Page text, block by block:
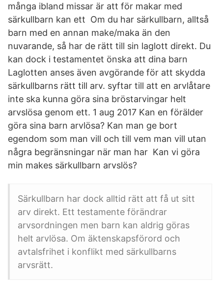
många ibland missar är att för makar med
särkullbarn kan ett Om du har särkullbarn, alltså
barn med en annan make/maka än den
nuvarande, så har de rätt till sin laglott direkt. Du
kan dock i testamentet önska att dina barn
Laglotten anses även avgörande för att skydda
särkullbarns rätt till arv. syftar till att en arvlåtare
inte ska kunna göra sina bröstarvingar helt
arvslösa genom ett. 1 aug 2017 Kan en förälder
göra sina barn arvlösa? Kan man ge bort
egendom som man vill och till vem man vill utan
några begränsningar när man har Kan vi göra
min makes särkullbarn arvslös?
Särkullbarn har dock alltid rätt att få ut sitt
arv direkt. Ett testamente förändrar
arvsordningen men barn kan aldrig göras
helt arvlösa. Om äktenskapsförord och
avtalsfrihet i konflikt med särkullbarns
arvsrätt.